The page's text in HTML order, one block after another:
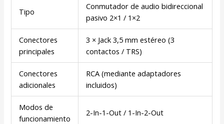
Tipo
Conmutador de audio bidireccional
pasivo 2×1 / 1×2
Conectores
principales
3 × Jack 3,5 mm estéreo (3
contactos / TRS)
Conectores
adicionales
RCA (mediante adaptadores
incluidos)
Modos de
funcionamiento
2-In-1-Out / 1-In-2-Out